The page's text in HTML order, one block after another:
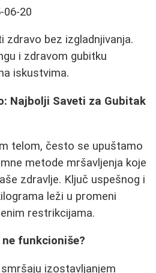
06-20
zdravo bez izgladnjivanja.
i zdravom gubitku
iskustvima.
Najbolji Saveti za Gubitak
telom, često se upuštamo
metode mršavljenja koje
zdravlje. Ključ uspešnog i
leži u promeni
restrikcijama.
funkcioniše?
izostavljanjem